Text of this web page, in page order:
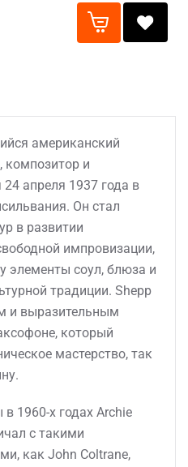
американский
композитор и
апреля 1937 года в
Он стал
в развитии
импровизации,
элементы соул, блюза и
традиции. Shepp
и выразительным
который
мастерство, так
1960-х годах Archie
с такими
как John Coltrane,